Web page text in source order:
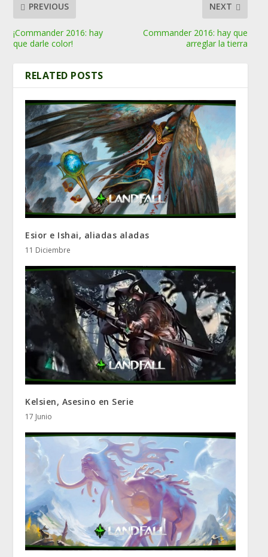
PREVIOUS
¡Commander 2016: hay
que darle color!
NEXT
Commander 2016: hay que
arreglar la tierra
RELATED POSTS
Esior e Ishai, aliadas aladas
11 Diciembre
Kelsien, Asesino en Serie
17 Junio